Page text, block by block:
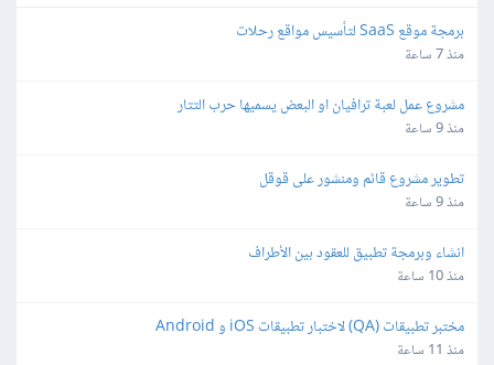
برمجة موقع SaaS لتأسيس مواقع رحلات
منذ 7 ساعة
مشروع عمل لعبة ترافيان او البعض يسميها حرب التتار
منذ 9 ساعة
تطوير مشروع قائم ومنشور على قوقل
منذ 9 ساعة
انشاء وبرمجة تطبيق للعقود بين الأطراف
منذ 10 ساعة
مختبر تطبيقات (QA) لاختبار تطبيقات iOS و Android
منذ 11 ساعة